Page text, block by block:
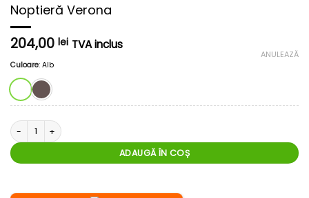
Noptieră Verona
204,00 lei TVA inclus
Culoare: Alb
ANULEAZĂ
Cantitate Noptieră Verona
ADAUGĂ ÎN COȘ